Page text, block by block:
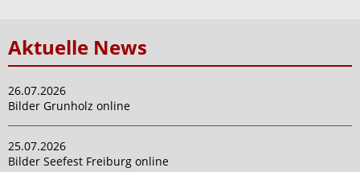
Aktuelle News
26.07.2026
Bilder Grunholz online
25.07.2026
Bilder Seefest Freiburg online